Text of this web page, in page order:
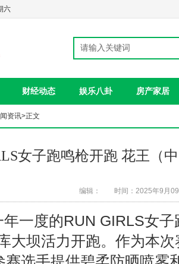
六
财经动态 娱乐八卦 房产家居
资讯>正文
女子跑鸣枪开跑 花王（
编辑： 时间：2025年9月
年一度的RUN GIRLS女
大坝活力开跑。作为本